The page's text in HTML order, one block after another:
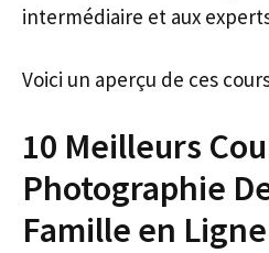
intermédiaire et aux
Voici un aperçu de ces
10 Meilleurs
Photographie
Famille en Ligne